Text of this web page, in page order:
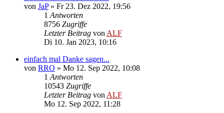
von JaP» Fr 23. Dez 2022, 19:56
1 Antworten
8756 Zugriffe
Letzter Beitrag von ALF
Di 10. Jan 2023, 10:16
einfach mal Danke sagen...
von RRO » Mo 12. Sep 2022, 10:08
1 Antworten
10543 Zugriffe
Letzter Beitrag von ALF
Mo 12. Sep 2022, 11:28